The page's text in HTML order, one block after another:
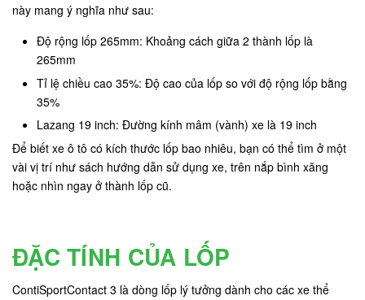
này mang ý nghĩa như sau:
Độ rộng lốp 265mm: Khoảng cách giữa 2 thành lốp là
265mm
Tỉ lệ chiều cao 35%: Độ cao của lốp so với độ rộng lốp bằng
35%
Lazang 19 inch: Đường kính mâm (vành) xe là 19 inch
Để biết xe ô tô có kích thước lốp bao nhiêu, bạn có thể tìm ở một
vài vị trí như sách hướng dẫn sử dụng xe, trên nắp bình xăng
hoặc nhìn ngay ở thành lốp cũ.
ĐẶC TÍNH CỦA LỐP
ContiSportContact 3 là dòng lốp lý tưởng dành cho các xe thể